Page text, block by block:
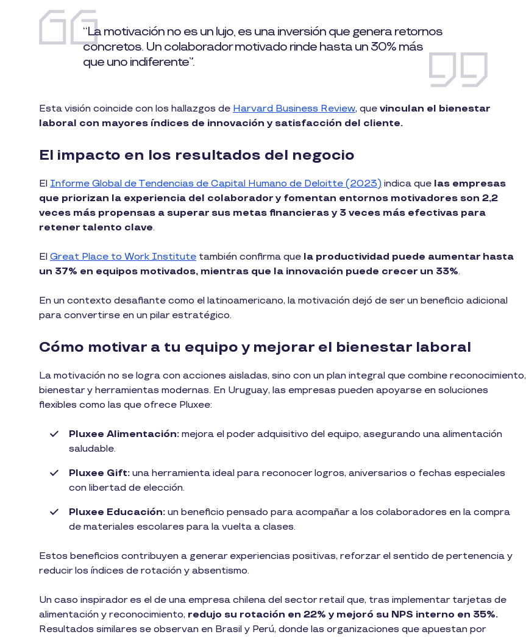
“La motivación no es un lujo, es una inversión que genera retornos
concretos. Un colaborador motivado rinde hasta un 30% más
que uno indiferente”.
Esta visión coincide con los hallazgos de Harvard Business Review, que vinculan el bienestar
laboral con mayores índices de innovación y satisfacción del cliente.
El impacto en los resultados del negocio
El Informe Global de Tendencias de Capital Humano de Deloitte (2023) indica que las empresas
que priorizan la experiencia del colaborador y fomentan entornos motivadores son 2,2
veces más propensas a superar sus metas financieras y 3 veces más efectivas para
retener talento clave.
El Great Place to Work Institute también confirma que la productividad puede aumentar hasta
un 37% en equipos motivados, mientras que la innovación puede crecer un 33%.
En un contexto desafiante como el latinoamericano, la motivación dejó de ser un beneficio adicional
para convertirse en un pilar estratégico.
Cómo motivar a tu equipo y mejorar el bienestar laboral
La motivación no se logra con acciones aisladas, sino con un plan integral que combine reconocimiento,
bienestar y herramientas modernas. En Uruguay, las empresas pueden apoyarse en soluciones
flexibles como las que ofrece Pluxee:
Pluxee Alimentación: mejora el poder adquisitivo del equipo, asegurando una alimentación
saludable.
Pluxee Gift: una herramienta ideal para reconocer logros, aniversarios o fechas especiales
con libertad de elección.
Pluxee Educación: un beneficio pensado para acompañar a los colaboradores en la compra
de materiales escolares para la vuelta a clases.
Estos beneficios contribuyen a generar experiencias positivas, reforzar el sentido de pertenencia y
reducir los índices de rotación y absentismo.
Un caso inspirador es el de una empresa chilena del sector retail que, tras implementar tarjetas de
alimentación y reconocimiento, redujo su rotación en 22% y mejoró su NPS interno en 35%.
Resultados similares se observan en Brasil y Perú, donde las organizaciones que apuestan por